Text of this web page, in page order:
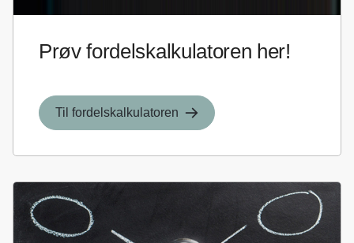
Prøv fordelskalkulatoren her!
Til fordelskalkulatoren